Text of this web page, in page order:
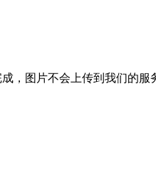
，图片不会上传到我们的服